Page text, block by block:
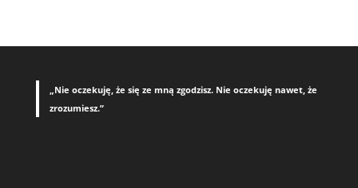
„Nie oczekuję, że się ze mną zgodzisz. Nie oczekuję nawet, że
zrozumiesz.”